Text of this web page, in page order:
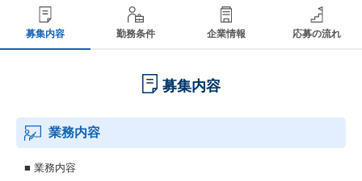
募集内容 勤務条件 企業情報 応募の流れ
募集内容
業務内容
■ 業務内容